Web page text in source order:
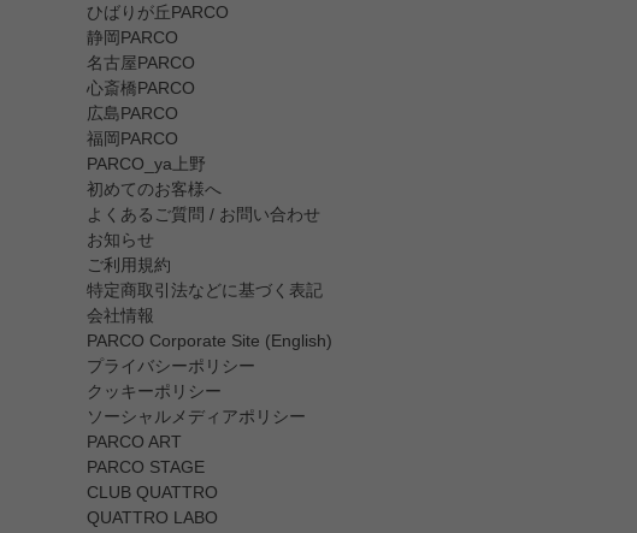
ひばりが丘PARCO
静岡PARCO
名古屋PARCO
心斎橋PARCO
広島PARCO
福岡PARCO
PARCO_ya上野
初めてのお客様へ
よくあるご質問 / お問い合わせ
お知らせ
ご利用規約
特定商取引法などに基づく表記
会社情報
PARCO Corporate Site (English)
プライバシーポリシー
クッキーポリシー
ソーシャルメディアポリシー
PARCO ART
PARCO STAGE
CLUB QUATTRO
QUATTRO LABO